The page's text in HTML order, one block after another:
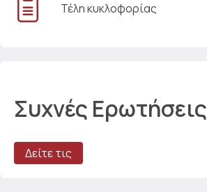
Τέλη κυκλοφορίας
Συχνές Ερωτήσεις
Δείτε τις